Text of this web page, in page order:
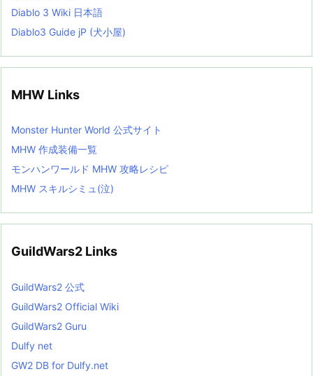
Diablo 3 Wiki 日本語
Diablo3 Guide jP (犬小屋)
MHW Links
Monster Hunter World 公式サイト
MHW 作成装備一覧
モンハンワールド MHW 攻略レシピ
MHW スキルシミュ(泣)
GuildWars2 Links
GuildWars2 公式
GuildWars2 Official Wiki
GuildWars2 Guru
Dulfy net
GW2 DB for Dulfy.net